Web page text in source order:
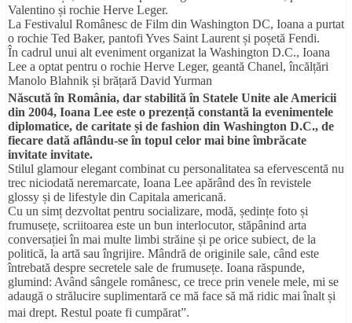
Valentino și rochie Herve Leger.
La Festivalul Românesc de Film din Washington DC, Ioana a purtat
o rochie Ted Baker, pantofi Yves Saint Laurent și poșetă Fendi.
În cadrul unui alt eveniment organizat la Washington D.C., Ioana
Lee a optat pentru o rochie Herve Leger, geantă Chanel, încălțări
Manolo Blahnik și brățară David Yurman
Născută în România, dar stabilită în Statele Unite ale Americii
din 2004, Ioana Lee este o prezență constantă la evenimentele
diplomatice, de caritate și de fashion din Washington D.C., de
fiecare dată aflându-se în topul celor mai bine îmbrăcate
invitate invitate.
Stilul glamour elegant combinat cu personalitatea sa efervescentă nu
trec niciodată neremarcate, Ioana Lee apărând des în revistele
glossy și de lifestyle din Capitala americană.
Cu un simț dezvoltat pentru socializare, modă, ședințe foto și
frumusețe, scriitoarea este un bun interlocutor, stăpânind arta
conversației în mai multe limbi străine și pe orice subiect, de la
politică, la artă sau îngrijire. Mândră de originile sale, când este
întrebată despre secretele sale de frumusețe. Ioana răspunde,
glumind: Având sângele românesc, ce trece prin venele mele, mi se
adaugă o strălucire suplimentară ce mă face să mă ridic mai înalt și
mai drept. Restul poate fi cumpărat”.